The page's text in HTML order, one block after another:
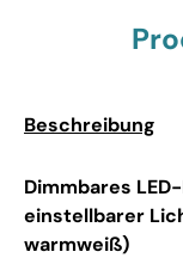
Beschreibung
Dimmbares
einstellbarer
warmweiß)